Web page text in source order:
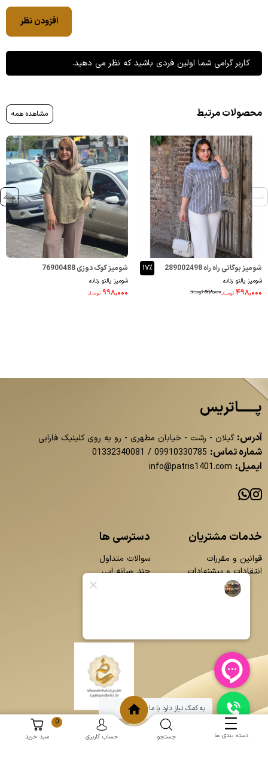
افزودن نظر
کاربر گرامی شما اولین فردی باشید که نظر می دهید.
محصولات مرتبط مشاهده همه
شومیز بوگاتی راه راه 289002498
شومیز پالتو زنانه
۵۹۸,۰۰۰ تومــانـ ۴۹۸,۰۰۰ تومــانـ
۱۷٪ شومیز کوک دوزی 76900488
شومیز پالتو زنانه
۹۹۸,۰۰۰ تومــانـ
پــــــاتریس
آدرس: گیلان - رشت - خیابان مطهری - رو به روی کلینیک فارابی
شماره تماس: 09910330785
/
01332340081
ایمیل: info@patris1401.com
خدمات مشتریان
قوانین و مقررات
انتقادات و پیشنهادات
دسترسی ها
سوالات متداول
چند رسانه ایی
دسته بندی ها جستجو حساب کاربری
0
سبد خرید
به کمک نیاز دارد با ما چت کنید